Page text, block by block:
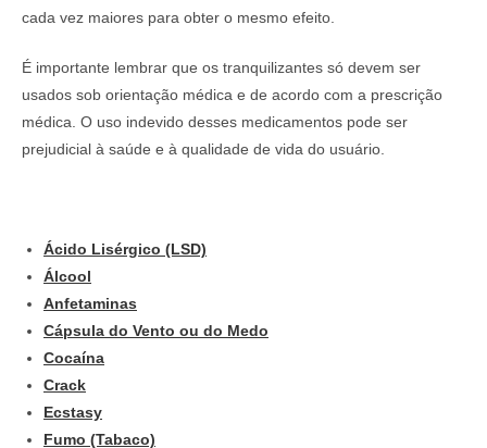
cada vez maiores para obter o mesmo efeito.
É importante lembrar que os tranquilizantes só devem ser
usados sob orientação médica e de acordo com a prescrição
médica. O uso indevido desses medicamentos pode ser
prejudicial à saúde e à qualidade de vida do usuário.
Ácido Lisérgico (LSD)
Álcool
Anfetaminas
Cápsula do Vento ou do Medo
Cocaína
Crack
Ecstasy
Fumo (Tabaco)